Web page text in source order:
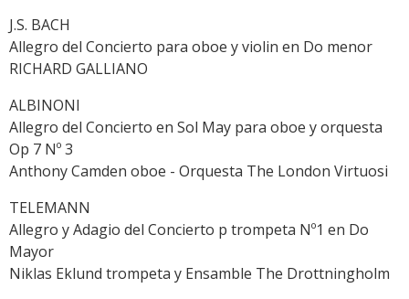
J.S. BACH
Allegro del Concierto para oboe y violin en Do menor
RICHARD GALLIANO
ALBINONI
Allegro del Concierto en Sol May para oboe y orquesta
Op 7 Nº 3
Anthony Camden oboe - Orquesta The London Virtuosi
TELEMANN
Allegro y Adagio del Concierto p trompeta Nº1 en Do
Mayor
Niklas Eklund trompeta y Ensamble The Drottningholm